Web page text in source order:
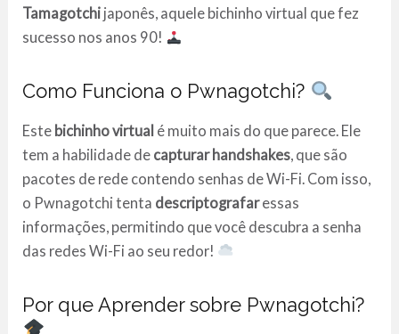
Tamagotchi japonês, aquele bichinho virtual que fez
sucesso nos anos 90!
Como Funciona o Pwnagotchi?
Este bichinho virtual é muito mais do que parece. Ele
tem a habilidade de capturar handshakes , que são
pacotes de rede contendo senhas de Wi-Fi. Com isso,
o Pwnagotchi tenta descriptografaressas
informações, permitindo que você descubra a senha
das redes Wi-Fi ao seu redor!
Por que Aprender sobre Pwnagotchi?